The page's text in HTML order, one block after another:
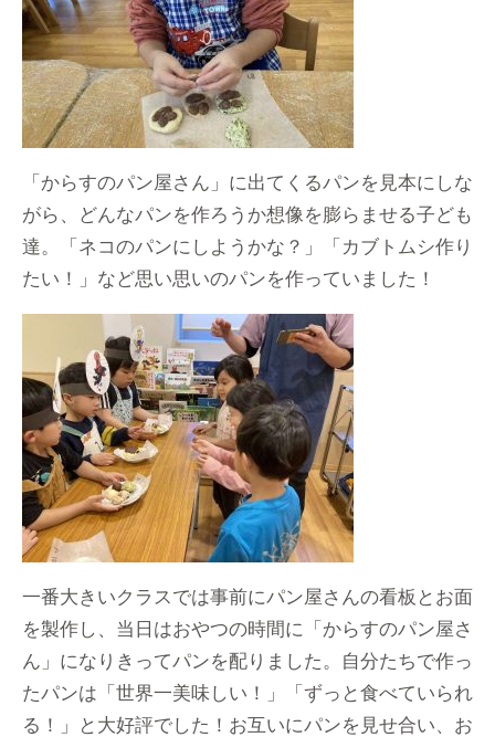
「からすのパン屋さん」に出てくるパンを見本にしな
がら、どんなパンを作ろうか想像を膨らませる子ども
達。「ネコのパンにしようかな？」「カブトムシ作り
たい！」など思い思いのパンを作っていました！
一番大きいクラスでは事前にパン屋さんの看板とお面
を製作し、当日はおやつの時間に「からすのパン屋さ
ん」になりきってパンを配りました。自分たちで作っ
たパンは「世界一美味しい！」「ずっと食べていられ
る！」と大好評でした！お互いにパンを見せ合い、お